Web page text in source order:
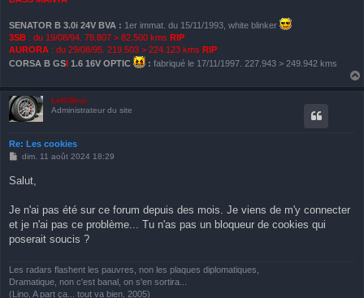
SENATOR B 3.0i 24V BVA : 1er immat. du 15/11/1993, white blinker
3SB : du 19/08/94. 78.807 > 82.500 kms RIP
AURORA : du 29/08/95. 219.503 > 224.123 kms RIP
CORSA B GSI 1.6 16V OPTIC : fabriqué le 17/11/1997. 227.943 > 249.942 kms
LeKiffeur
Administrateur du site
Re: Les cookies
M
s
e
dim. 11 août 2024 18:29
Salut,
Je n'ai pas été sur ce forum depuis des mois. Je viens de m'y connecter
et je n'ai pas ce problème... Tu n'as pas un bloqueur de cookies qui
poserait soucis ?
Les radars flashent les pauvres, non les plaques diplomatiques,
Dramatique, non c'est banal, on s'en sortira...
(Lino, A part ça... tout va bien, 2005)